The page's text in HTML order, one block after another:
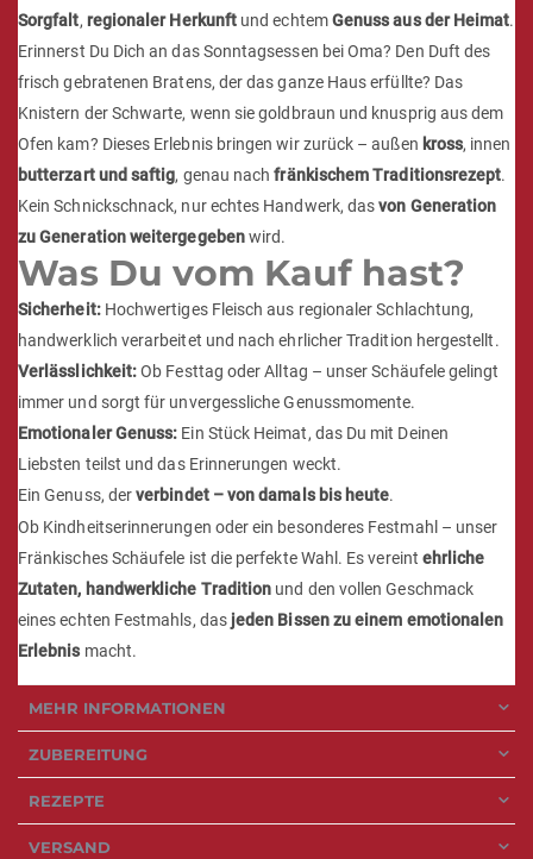
Sorgfalt, regionaler Herkunft und echtemGenuss aus der Heimat.
Erinnerst Du Dich an das Sonntagsessen bei Oma? Den Duft des
frisch gebratenen Bratens, der das ganze Haus erfüllte? Das
Knistern der Schwarte, wenn sie goldbraun und knusprig aus dem
Ofen kam? Dieses Erlebnis bringen wir zurück – außen kross, innen
butterzart und saftig, genau nachfränkischem Traditionsrezept.
Kein Schnickschnack, nur echtes Handwerk, dasvon Generation
zu Generation weitergegebenwird.
Was Du vom Kauf hast?
Sicherheit:Hochwertiges Fleisch aus regionaler Schlachtung,
handwerklich verarbeitet und nach ehrlicher Tradition hergestellt.
Verlässlichkeit:Ob Festtag oder Alltag – unser Schäufele gelingt
immer und sorgt für unvergessliche Genussmomente.
Emotionaler Genuss: Ein Stück Heimat, das Du mit Deinen
Liebsten teilst und das Erinnerungen weckt.
Ein Genuss, derverbindet – von damals bis heute.
Ob Kindheitserinnerungen oder ein besonderes Festmahl – unser
Fränkisches Schäufele ist die perfekte Wahl. Es vereint ehrliche
Zutaten, handwerkliche Tradition und den vollen Geschmack
eines echten Festmahls, das jeden Bissen zu einem emotionalen
Erlebnismacht.
MEHR INFORMATIONEN
ZUBEREITUNG
REZEPTE
VERSAND